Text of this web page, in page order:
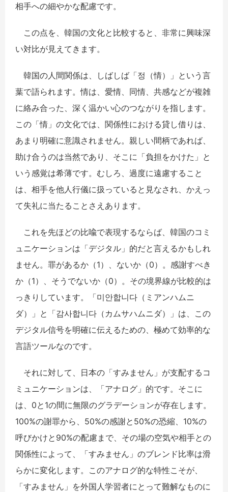
相手への細やかな配慮です。
​ この点を、韓国の文化と比較すると、非常に興味深
い対比が見えてきます。
韓国の人間関係は、しばしば「정（情）」という言
葉で語られます。情は、愛情、同情、共感などが複雑
に絡み合った、深く温かい心のつながりを指します。
この「情」の文化では、関係性における貸し借りは、
あまり明確に意識されません。親しい間柄であれば、
助け合うのは当然であり、そこに「負担をかけた」と
いう感覚は希薄です。むしろ、過度に遠慮すること
は、相手を他人行儀に扱っていると見なされ、かえっ
て失礼に当たることさえあります。
​これを先ほどの比喩で表現するならば、韓国のコミ
ュニケーションは「デジタル」的だと言えるかもしれ
ません。罪があるか（1）、ないか（0）。感謝すべき
か（1）、そうでないか（0）。その境界線が比較的は
っきりしています。「미안합니다（ミアンハムニ
ダ）」と「감사합니다（カムサハムニダ）」は、この
デジタル信号を明確に伝えるための、極めて効率的な
言語ツールなのです。
​ それに対して、日本の「すみません」が支配するコ
ミュニケーションは、「アナログ」的です。そこに
は、0と1の間に無限のグラデーションが存在します。
100%の謝罪から、50%の感謝と50%の恐縮、10%の
呼びかけと90%の配慮まで、その場の空気や相手との
関係性によって、「すみません」のブレンド比率は滑
らかに変化します。このアナログ的な特性こそが、
「すみません」を外国人学習者にとって難解なものに